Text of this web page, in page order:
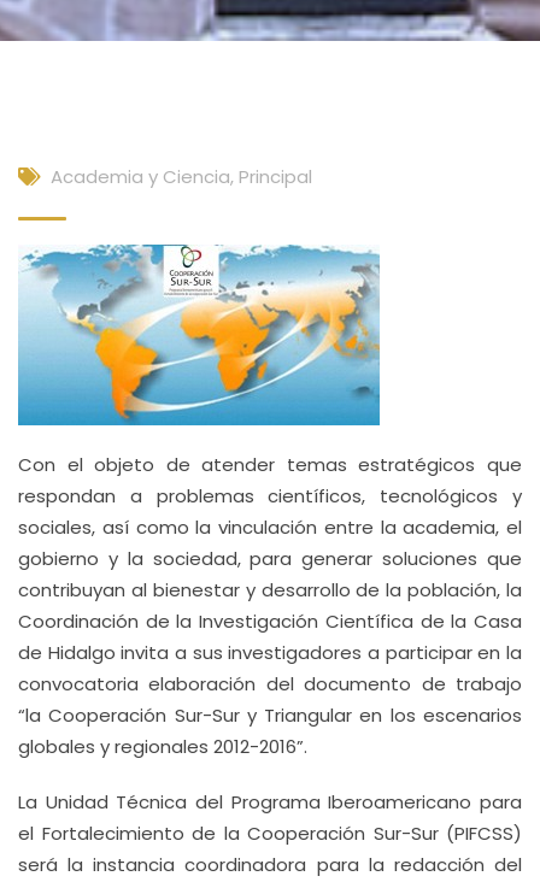
Academia y Ciencia, Principal
Con el objeto de atender temas estratégicos que
respondan a problemas científicos, tecnológicos y
sociales, así como la vinculación entre la academia, el
gobierno y la sociedad, para generar soluciones que
contribuyan al bienestar y desarrollo de la población, la
Coordinación de la Investigación Científica de la Casa
de Hidalgo invita a sus investigadores a participar en la
convocatoria elaboración del documento de trabajo
“la Cooperación Sur-Sur y Triangular en los escenarios
globales y regionales 2012-2016”.
La Unidad Técnica del Programa Iberoamericano para
el Fortalecimiento de la Cooperación Sur-Sur (PIFCSS)
será la instancia coordinadora para la redacción del